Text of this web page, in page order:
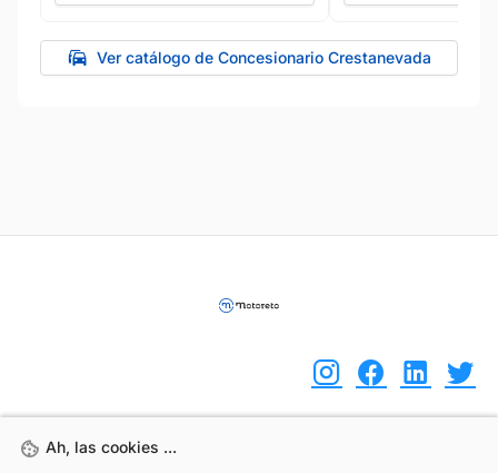
Ver catálogo de Concesionario Crestanevada
Ah, las cookies ...
Ah, las cookies ...